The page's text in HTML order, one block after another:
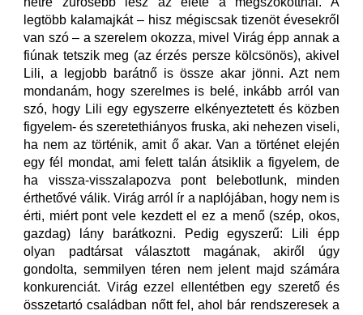
legtöbb kalamajkát – hisz mégiscsak tizenöt évesekről
van szó – a szerelem okozza, mivel Virág épp annak a
fiúnak tetszik meg (az érzés persze kölcsönös), akivel
Lili, a legjobb barátnő is össze akar jönni. Azt nem
mondanám, hogy szerelmes is belé, inkább arról van
szó, hogy Lili egy egyszerre elkényeztetett és közben
figyelem- és szeretethiányos fruska, aki nehezen viseli,
ha nem az történik, amit ő akar. Van a történet elején
egy fél mondat, ami felett talán átsiklik a figyelem, de
ha vissza-visszalapozva pont belebotlunk, minden
érthetővé válik. Virág arról ír a naplójában, hogy nem is
érti, miért pont vele kezdett el ez a menő (szép, okos,
gazdag) lány barátkozni. Pedig egyszerű: Lili épp
olyan padtársat választott magának, akiről úgy
gondolta, semmilyen téren nem jelent majd számára
konkurenciát. Virág ezzel ellentétben egy szerető és
összetartó családban nőtt fel, ahol bár rendszeresek a